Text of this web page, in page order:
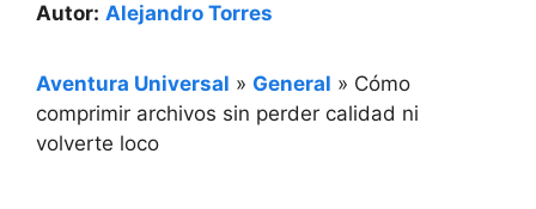
Autor: Alejandro Torres
Aventura Universal » General » Cómo
comprimir archivos sin perder calidad ni
volverte loco